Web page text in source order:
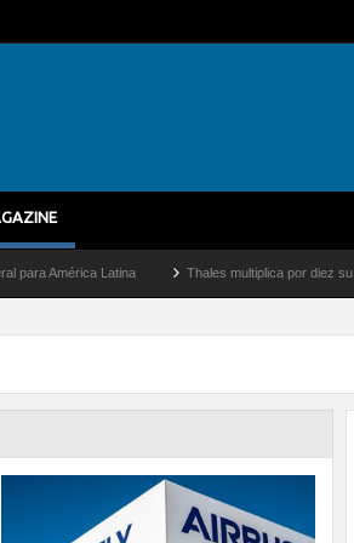
Latina Thales multiplica por diez su